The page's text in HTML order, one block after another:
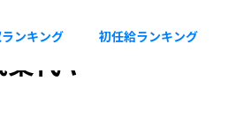
ンキング 初任給ランキング
代や